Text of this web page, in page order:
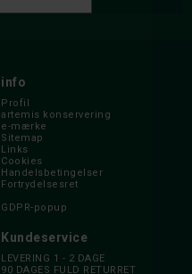
info
Profil
artemis konservering
e-mærke
Sitemap
Links
Cookies
Handelsbetingelser
Fortrydelsesret
GDPR-popup
Kundeservice
LEVERING 1 - 2 DAGE
90 DAGES FULD RETURRET